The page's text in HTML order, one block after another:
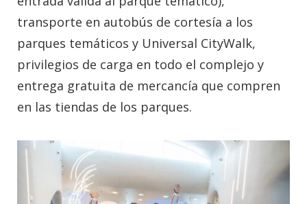
transporte en autobús de cortesía a los
parques temáticos y Universal CityWalk,
privilegios de carga en todo el complejo y
entrega gratuita de mercancía que compren
en las tiendas de los parques.